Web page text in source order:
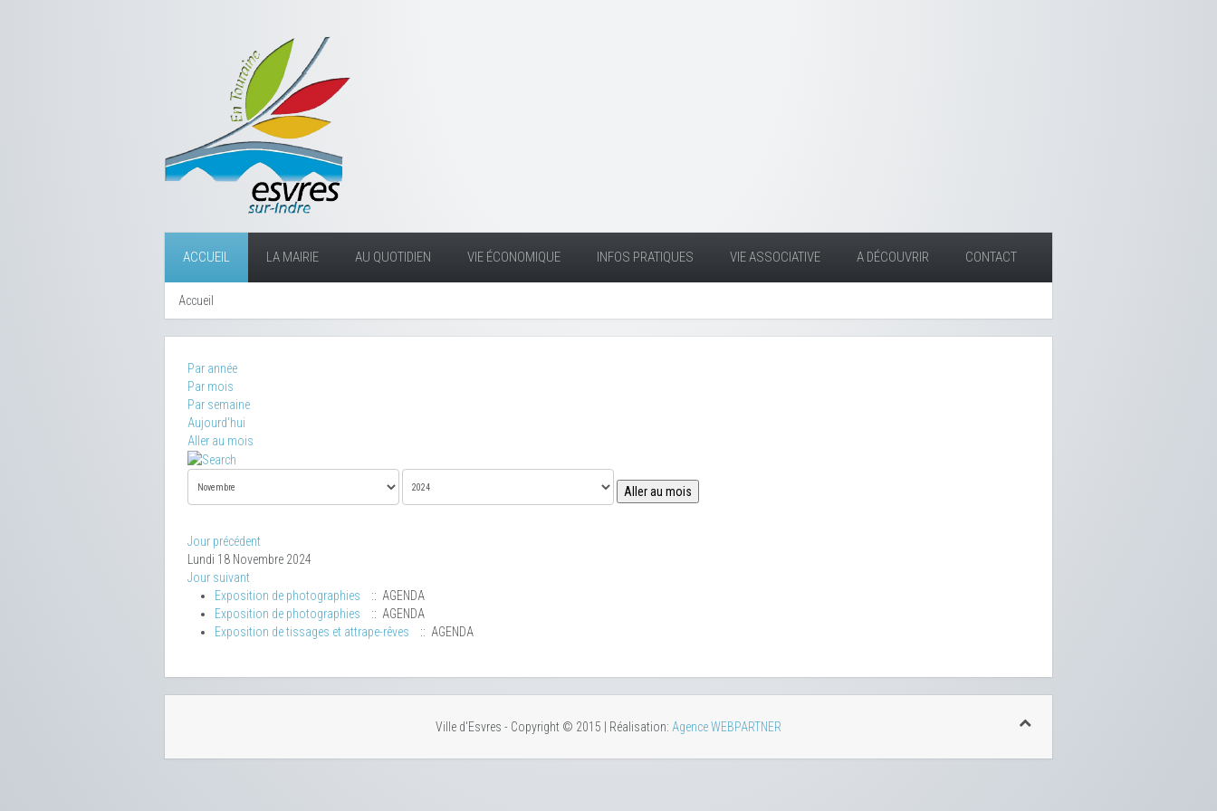
ACCUEIL LA MAIRIE AU QUOTIDIEN VIE ÉCONOMIQUE INFOS PRATIQUES VIE ASSOCIATIVE A DÉCOUVRIR CONTACT
Accueil
Par année
Par mois
Par semaine
Aujourd'hui
Aller au mois
Aller au mois
Jour précédent
Lundi 18 Novembre 2024
Jour suivant
Exposition de photographies
:: AGENDA
Exposition de photographies
:: AGENDA
Exposition de tissages et attrape-rêves
:: AGENDA
Ville d'Esvres - Copyright © 2015 | Réalisation: Agence WEBPARTNER